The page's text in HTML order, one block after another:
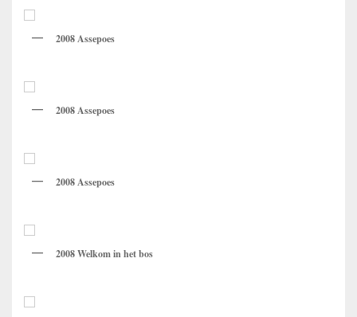
2008 Assepoes
2008 Assepoes
2008 Assepoes
2008 Welkom in het bos